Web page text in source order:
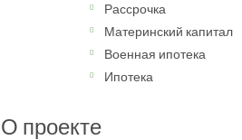
Рассрочка
Материнский капитал
Военная ипотека
Ипотека
О проекте